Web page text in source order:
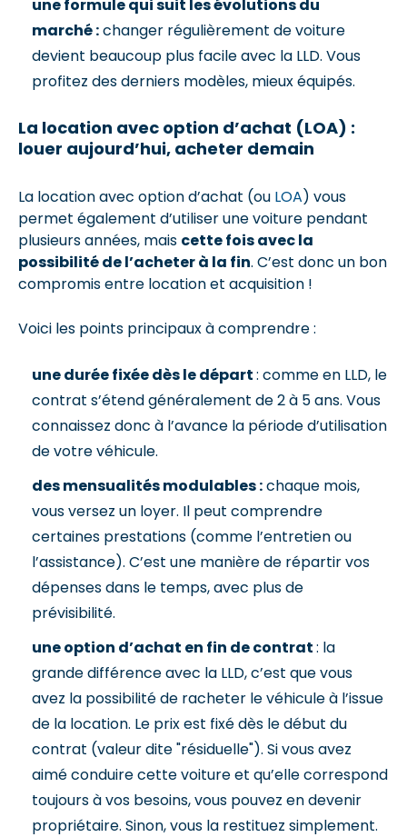
une formule qui suit les évolutions du
marché :changer régulièrement de voiture
devient beaucoup plus facile avec la LLD. Vous
profitez des derniers modèles, mieux équipés.
La location avec option d’achat (LOA) :
louer aujourd’hui, acheter demain
La location avec option d’achat (ou LOA) vous
permet également d’utiliser une voiture pendant
plusieurs années, mais cette fois avec la
possibilité de l’acheter à la fin. C’est donc un bon
compromis entre location et acquisition !
Voici les points principaux à comprendre :
une durée fixée dès le départ: comme en LLD, le
contrat s’étend généralement de 2 à 5 ans. Vous
connaissez donc à l’avance la période d’utilisation
de votre véhicule.
des mensualités modulables :chaque mois,
vous versez un loyer. Il peut comprendre
certaines prestations (comme l’entretien ou
l’assistance). C’est une manière de répartir vos
dépenses dans le temps, avec plus de
prévisibilité.
une option d’achat en fin de contrat: la
grande différence avec la LLD, c’est que vous
avez la possibilité de racheter le véhicule à l’issue
de la location. Le prix est fixé dès le début du
contrat (valeur dite "résiduelle"). Si vous avez
aimé conduire cette voiture et qu’elle correspond
toujours à vos besoins, vous pouvez en devenir
propriétaire. Sinon, vous la restituez simplement.